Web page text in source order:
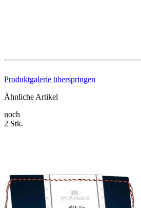
Produktgalerie überspringen
Ähnliche Artikel
noch
2 Stk.